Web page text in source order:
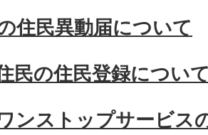
住民異動届について
民の住民登録につい
ンストップサービス